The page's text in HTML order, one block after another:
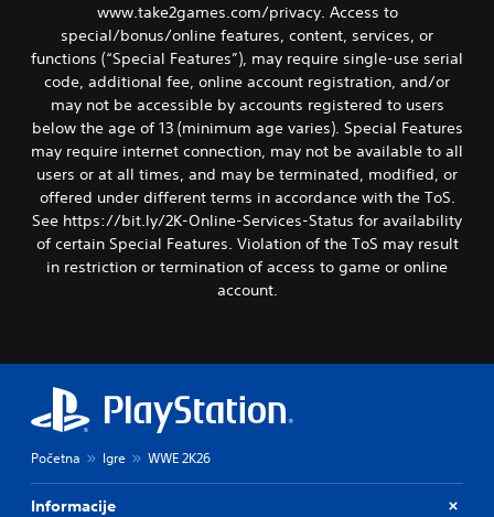
www.take2games.com/privacy. Access to
special/bonus/online features, content, services, or
functions (“Special Features”), may require single-use serial
code, additional fee, online account registration, and/or
may not be accessible by accounts registered to users
below the age of 13 (minimum age varies). Special Features
may require internet connection, may not be available to all
users or at all times, and may be terminated, modified, or
offered under different terms in accordance with the ToS.
See https://bit.ly/2K-Online-Services-Status for availability
of certain Special Features. Violation of the ToS may result
in restriction or termination of access to game or online
account.
Početna Igre WWE 2K26
Informacije